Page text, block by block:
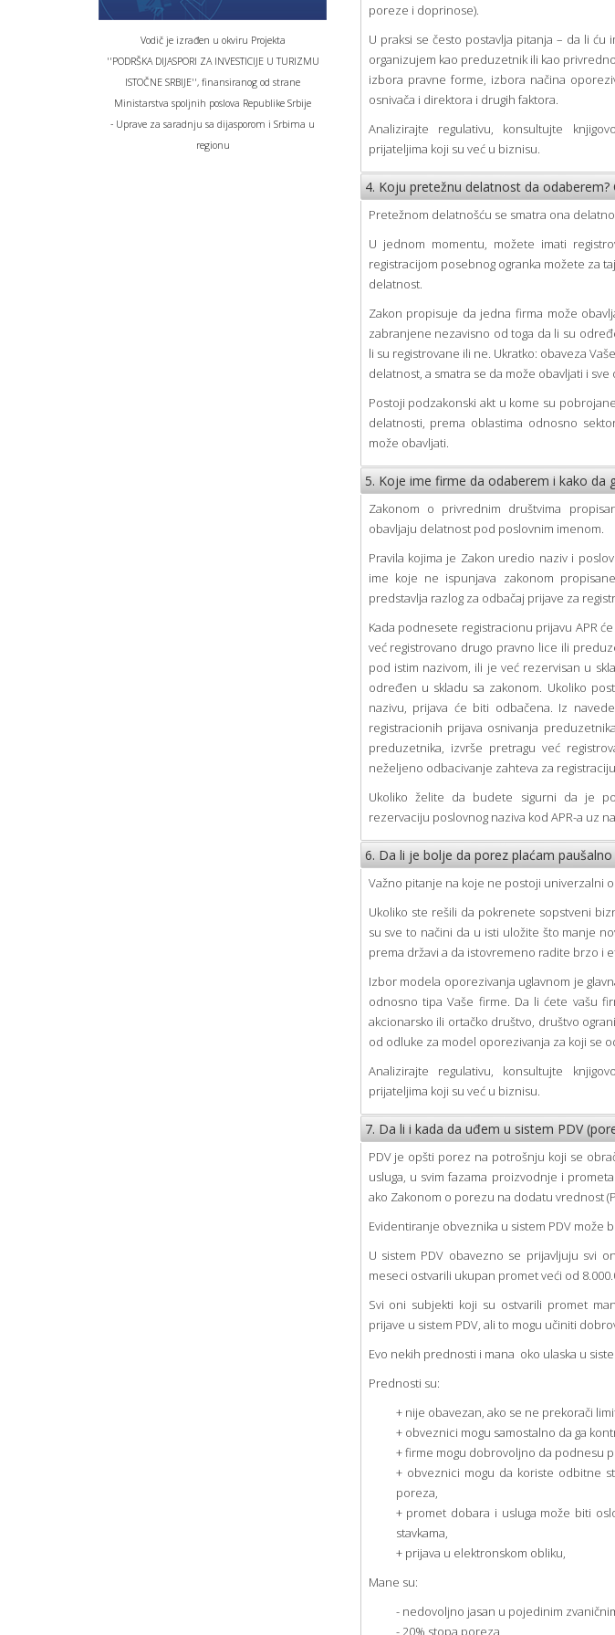
Vodič je izrađen u okviru Projekta
''PODRŠKA DIJASPORI ZA INVESTICIJE U TURIZMU
ISTOČNE SRBIJE'', finansiranog od strane
Ministarstva spoljnih poslova Republike Srbije
- Uprave za saradnju sa dijasporom i Srbima u
regionu
poreze i doprinose).
U praksi se često postavlja pitanja – da li
organizujem kao preduzetnik ili kao
izbora pravne forme, izbora načina
osnivača i direktora i drugih faktora.
Analizirajte regulativu, konsultujte
prijateljima koji su već u biznisu.
4. Koju pretežnu delatnost da odaberem?
Pretežnom delatnošću se smatra ona
U jednom momentu, možete imati
registracijom posebnog ogranka možete za
delatnost.
Zakon propisuje da jedna firma može
zabranjene nezavisno od toga da li su
li su registrovane ili ne. Ukratko: obaveza
delatnost, a smatra se da može obavljati i
Postoji podzakonski akt u kome su
delatnosti, prema oblastima odnosno
može obavljati.
5. Koje ime firme da odaberem i kako da
Zakonom o privrednim društvima
obavljaju delatnost pod poslovnim imenom.
Pravila kojima je Zakon uredio naziv i
ime koje ne ispunjava zakonom
predstavlja razlog za odbačaj prijave za
Kada podnesete registracionu prijavu APR
već registrovano drugo pravno lice ili
pod istim nazivom, ili je već rezervisan u
određen u skladu sa zakonom. Ukoliko
nazivu, prijava će biti odbačena. Iz
registracionih prijava osnivanja
preduzetnika, izvrše pretragu već
neželjeno odbacivanje zahteva za
Ukoliko želite da budete sigurni da je
rezervaciju poslovnog naziva kod APR-a uz
6. Da li je bolje da porez plaćam
Važno pitanje na koje ne postoji univerzalni
Ukoliko ste rešili da pokrenete sopstveni
su sve to načini da u isti uložite što manje
prema državi a da istovremeno radite brzo i
Izbor modela oporezivanja uglavnom je
odnosno tipa Vaše firme. Da li ćete vašu
akcionarsko ili ortačko društvo, društvo
od odluke za model oporezivanja za koji se
Analizirajte regulativu, konsultujte
prijateljima koji su već u biznisu.
7. Da li i kada da uđem u sistem PDV
PDV je opšti porez na potrošnju koji se
usluga, u svim fazama proizvodnje i
ako Zakonom o porezu na dodatu vrednost
Evidentiranje obveznika u sistem PDV može
U sistem PDV obavezno se prijavljuju svi
meseci ostvarili ukupan promet veći od
Svi oni subjekti koji su ostvarili promet
prijave u sistem PDV, ali to mogu učiniti
Evo nekih prednosti i mana oko ulaska u
Prednosti su:
+ nije obavezan, ako se ne prekorači
+ obveznici mogu samostalno da ga
+ firme mogu dobrovoljno da podnesu
+ obveznici mogu da koriste odbitne
poreza,
+ promet dobara i usluga može biti
stavkama,
+ prijava u elektronskom obliku,
Mane su:
- nedovoljno jasan u pojedinim
- 20% stopa poreza,